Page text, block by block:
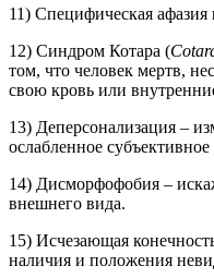
11) Специфическая афазия
12) Синдром Котара (
том, что человек мертв,
свою кровь или
13) Деперсонализация –
ослабленное
14) Дисморфофобия –
внешнего вида.
15) Исчезающая
наличия и положения